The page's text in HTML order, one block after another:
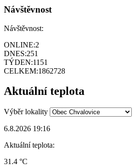
Návštěvnost
Návštěvnost:
ONLINE:2
DNES:251
TÝDEN:1151
CELKEM:1862728
Aktuální teplota
Výběr lokality
6.8.2026 19:16
Aktuální teplota:
31.4 °C